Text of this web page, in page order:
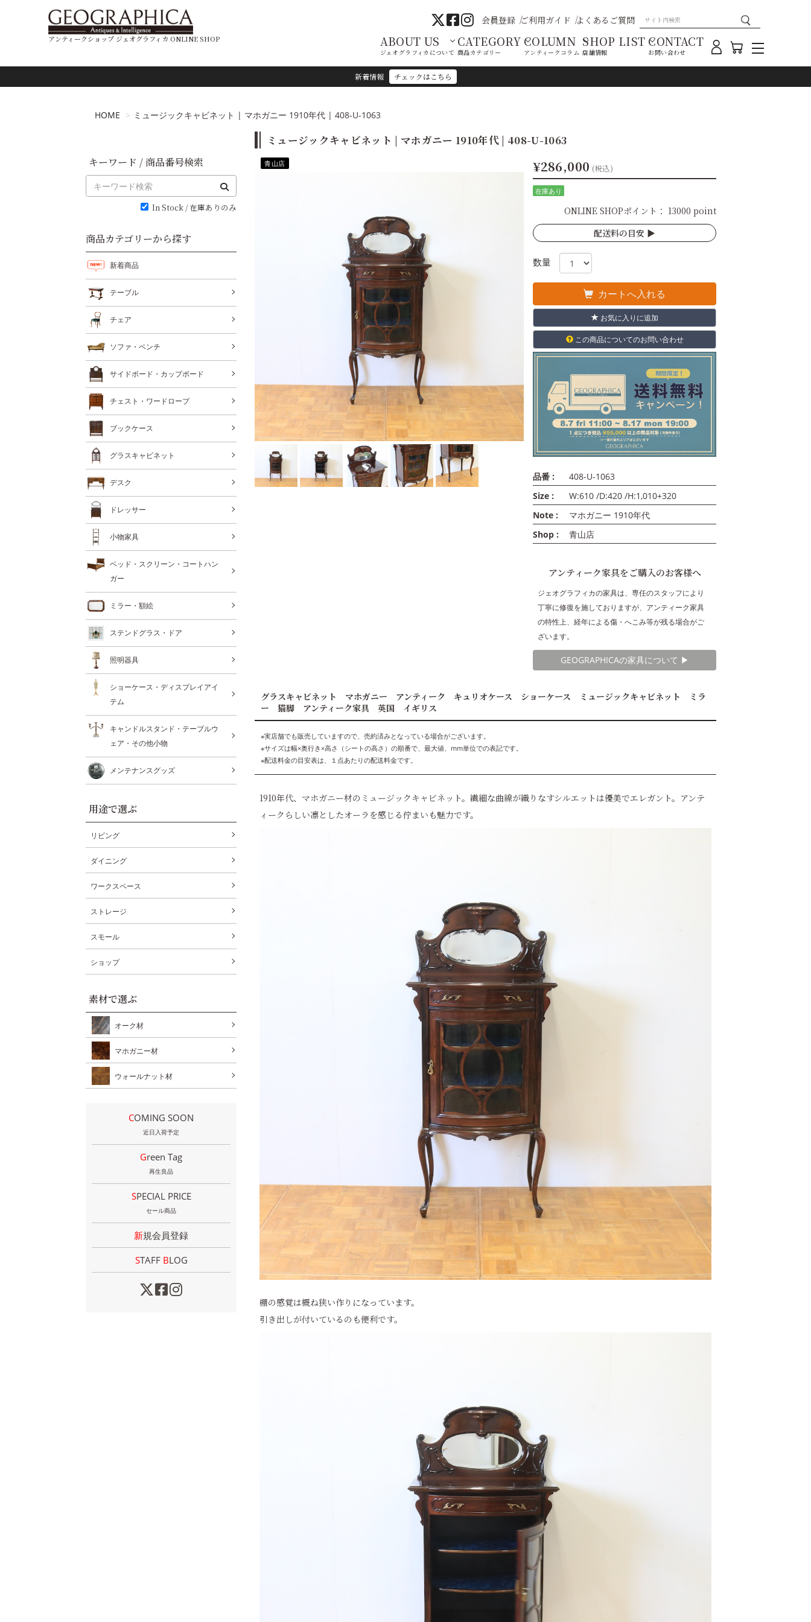
新着情報 チェックはこちら
アンティークショップ ジェオグラフィカ ONLINE SHOP
会員登録 ご利用ガイド よくあるご質問
ABOUT US
ジェオグラフィカについて
CATEGORY
商品カテゴリー
COLUMN
アンティークコラム
SHOP LIST
店舗情報
CONTACT
お問い合わせ
HOME ミュージックキャビネット | マホガニー 1910年代 | 408-U-1063
ミュージックキャビネット | マホガニー 1910年代 | 408-U-1063
青山店 ¥286,000 (税込)
在庫あり
ONLINE SHOPポイント： 13000 point
配送料の目安 ▶︎
数量
カートへ入れる
お気に入りに追加
この商品についてのお問い合わせ
品番 :
408-U-1063
Size :
W:610 /D:420 /H:1,010+320
Note :
マホガニー 1910年代
Shop :
青山店
アンティーク家具をご購入のお客様へ
ジェオグラフィカの家具は、専任のスタッフにより
丁寧に修復を施しておりますが、アンティーク家具
の特性上、経年による傷・へこみ等が残る場合がご
ざいます。
GEOGRAPHICAの家具について ▶︎
グラスキャビネット マホガニー アンティーク キュリオケース ショーケース ミュージックキャビネット ミラ
ー 猫脚 アンティーク家具 英国 イギリス
※実店舗でも販売していますので、売約済みとなっている場合がございます。
※サイズは幅×奥行き×高さ（シートの高さ）の順番で、最大値、mm単位での表記です。
※配送料金の目安表は、１点あたりの配送料金です。
1910年代、マホガニー材のミュージックキャビネット。繊細な曲線が織りなすシルエットは優美でエレガント。アンテ
ィークらしい凛としたオーラを感じる佇まいも魅力です。
棚の感覚は概ね狭い作りになっています。
引き出しが付いているのも便利です。
キーワード / 商品番号検索
In Stock / 在庫ありのみ
商品カテゴリーから探す
新着商品
テーブル
チェア
ソファ・ベンチ
サイドボード・カップボード
チェスト・ワードローブ
ブックケース
グラスキャビネット
デスク
ドレッサー
小物家具
ベッド・スクリーン・コートハン
ガー
ミラー・額絵
ステンドグラス・ドア
照明器具
ショーケース・ディスプレイアイ
テム
キャンドルスタンド・テーブルウ
ェア・その他小物
メンテナンスグッズ
用途で選ぶ
リビング
ダイニング
ワークスペース
ストレージ
スモール
ショップ
素材で選ぶ
オーク材
マホガニー材
ウォールナット材
COMING SOON
近日入荷予定
Green Tag
再生良品
SPECIAL PRICE
セール商品
新規会員登録
STAFF BLOG